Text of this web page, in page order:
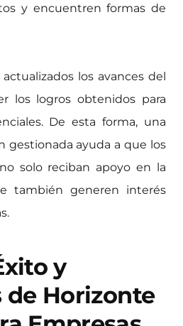
y encuentren formas de
los avances del
los logros obtenidos para
De esta forma, una
gestionada ayuda a que los
solo reciban apoyo en la
también generen interés
y
de Horizonte